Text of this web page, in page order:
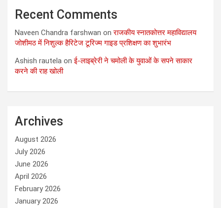
Recent Comments
Naveen Chandra farshwan onराजकीय स्नातकोत्तर महाविद्यालय
जोशीमठ में निशुल्क हैरिटेज टूरिज्म गाइड प्रशिक्षण का शुभारंभ
Ashish rautela onई-लाइब्रेरी ने चमोली के युवाओं के सपने साकार
करने की राह खोली
Archives
August 2026
July 2026
June 2026
April 2026
February 2026
January 2026